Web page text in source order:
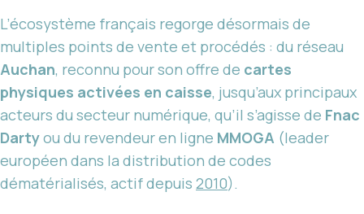
L’écosystème français regorge désormais de
multiples points de vente et procédés : du réseau
Auchan, reconnu pour son offre de cartes
physiques activées en caisse, jusqu’aux principaux
acteurs du secteur numérique, qu’il s’agisse de Fnac
Dartyou du revendeur en ligne MMOGA (leader
européen dans la distribution de codes
dématérialisés, actif depuis 2010).